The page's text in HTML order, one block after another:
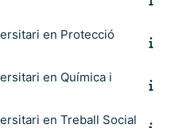
en Protecció
en Química i
en Treball Social